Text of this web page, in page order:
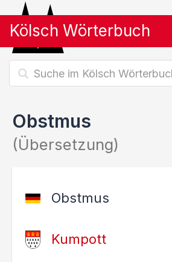
Kölsch Wörterbuch
Obstmus
(Übersetzung)
Obstmus
Kumpott